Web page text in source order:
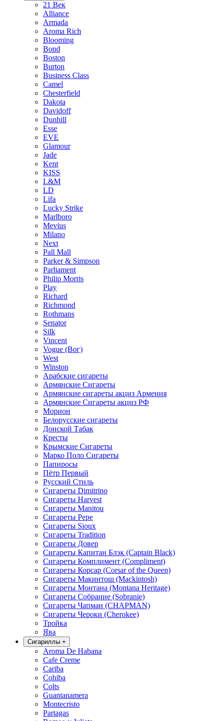
21 Век
Alliance
Armada
Aroma Rich
Blooming
Bond
Boston
Burton
Business Class
Camel
Chesterfield
Dakota
Davidoff
Dunhill
Esse
EVE
Glamour
Jade
Kent
KISS
L&M
LD
Lifa
Lucky Strike
Marlboro
Mevius
Milano
Next
Pall Mall
Parker & Simpson
Parliament
Philip Morris
Play
Richard
Richmond
Rothmans
Senator
Silk
Vincent
Vogue (Вог)
West
Winston
Арабские сигареты
Армянские Сигареты
Армянские сигареты акциз Армения
Армянские Сигареты акциз РФ
Морион
Белорусские сигареты
Донской Табак
Кресты
Крымские Сигареты
Марко Поло Сигареты
Папиросы
Пётр Первый
Русский Стиль
Сигареты Dimitrino
Сигареты Harvest
Сигареты Manitou
Сигареты Pepe
Сигареты Sioux
Сигареты Tradition
Сигареты Довер
Сигареты Капитан Блэк (Captain Black)
Сигареты Комплимент (Compliment)
Сигареты Корсар (Corsar of the Queen)
Сигареты Макинтош (Mackintosh)
Сигареты Монтана (Montana Heritage)
Сигареты Собрание (Sobranie)
Сигареты Чапман (CHAPMAN)
Сигареты Чероки (Cherokee)
Тройка
Ява
Сигариллы +
Aroma De Habana
Cafe Creme
Cariba
Cohiba
Colts
Guantanamera
Montecristo
Partagas